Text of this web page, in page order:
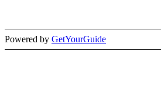
Powered by GetYourGuide